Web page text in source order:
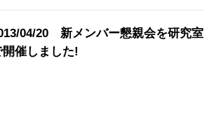
04/20 新メンバー懇親会を研究室
開催しました!